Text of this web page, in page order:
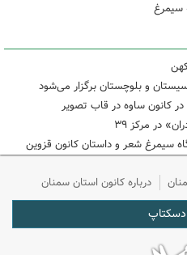
سیمرغ
و بلوچستان برگزار می‌شود
کانون ساوه در قاب تصویر
در مرکز ۳۹
سیمرغ شعر و داستان کانون قزوین
درباره کانون استان سمنان